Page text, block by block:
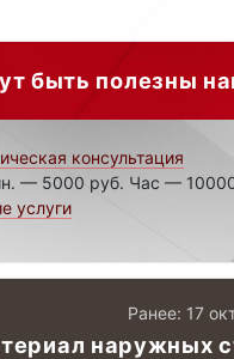
быть полезны
консультация
— 5000 руб. Час —
услуги
Ранее: 17
наружных